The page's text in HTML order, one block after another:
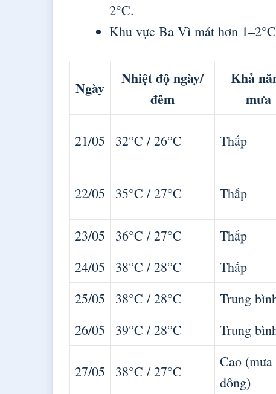
2°C.
Khu vực Ba Vì mát hơn
Ngày
Nhiệt độ ngày/
đêm
Khả
mưa
21/05 32°C / 26°C Thấp
22/05 35°C / 27°C Thấp
23/05 36°C / 27°C Thấp
24/05
38°C / 28°C Thấp
25/05
38°C / 28°C Trung
26/05
39°C / 28°C Trung
27/05 38°C / 27°C
Cao (mưa
dông)